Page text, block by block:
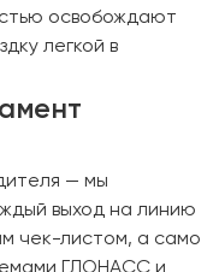
освобождают
легкой в
— мы
выход на линию
чек-листом, а само
ГЛОНАСС и